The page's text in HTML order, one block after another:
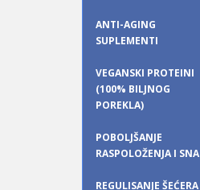
ANTI-AGING
SUPLEMENTI
VEGANSKI PROTEINI
(100% BILJNOG
POREKLA)
POBOLJŠANJE
RASPOLOŽENJA I SNA
REGULISANJE ŠEĆERA